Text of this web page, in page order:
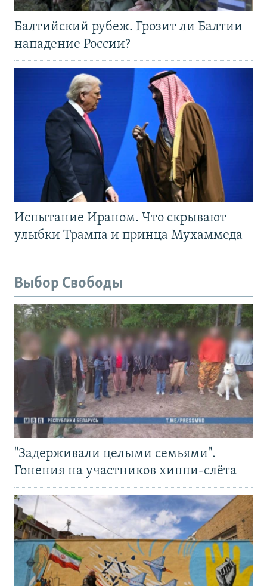
Балтийский рубеж. Грозит ли Балтии
нападение России?
Испытание Ираном. Что скрывают
улыбки Трампа и принца Мухаммеда
Выбор Свободы
"Задерживали целыми семьями".
Гонения на участников хиппи-слёта